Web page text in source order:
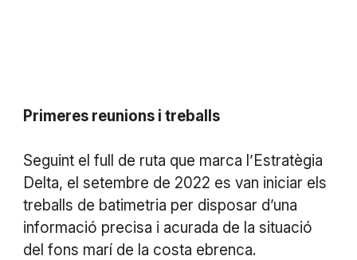
Primeres reunions i treballs
Seguint el full de ruta que marca l’Estratègia
Delta, el setembre de 2022 es van iniciar els
treballs de batimetria per disposar d’una
informació precisa i acurada de la situació
del fons marí de la costa ebrenca.